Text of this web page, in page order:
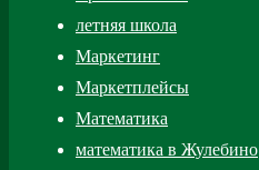
летняя школа
Маркетинг
Маркетплейсы
Математика
математика в Жулебино